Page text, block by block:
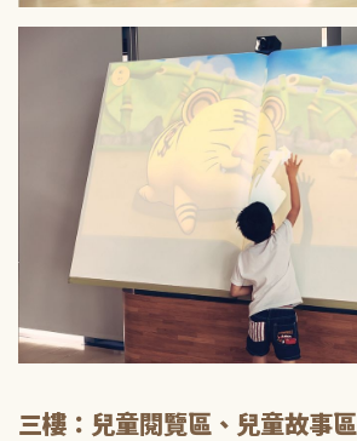
三樓：兒童閱覽區、兒童故事